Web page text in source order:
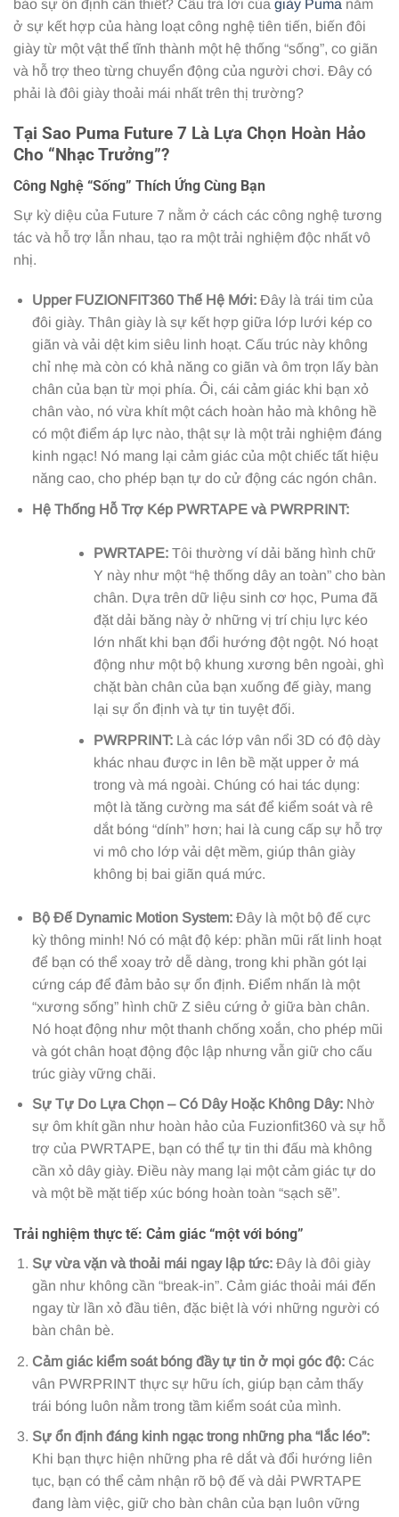
bảo sự ổn định cần thiết? Câu trả lời của giày Puma nằm
ở sự kết hợp của hàng loạt công nghệ tiên tiến, biến đôi
giày từ một vật thể tĩnh thành một hệ thống “sống”, co giãn
và hỗ trợ theo từng chuyển động của người chơi. Đây có
phải là đôi giày thoải mái nhất trên thị trường?
Tại Sao Puma Future 7 Là Lựa Chọn Hoàn Hảo
Cho “Nhạc Trưởng”?
Công Nghệ “Sống” Thích Ứng Cùng Bạn
Sự kỳ diệu của Future 7 nằm ở cách các công nghệ tương
tác và hỗ trợ lẫn nhau, tạo ra một trải nghiệm độc nhất vô
nhị.
Upper FUZIONFIT360 Thế Hệ Mới:Đây là trái tim của
đôi giày. Thân giày là sự kết hợp giữa lớp lưới kép co
giãn và vải dệt kim siêu linh hoạt. Cấu trúc này không
chỉ nhẹ mà còn có khả năng co giãn và ôm trọn lấy bàn
chân của bạn từ mọi phía. Ôi, cái cảm giác khi bạn xỏ
chân vào, nó vừa khít một cách hoàn hảo mà không hề
có một điểm áp lực nào, thật sự là một trải nghiệm đáng
kinh ngạc! Nó mang lại cảm giác của một chiếc tất hiệu
năng cao, cho phép bạn tự do cử động các ngón chân.
Hệ Thống Hỗ Trợ Kép PWRTAPE và PWRPRINT:
PWRTAPE:Tôi thường ví dải băng hình chữ
Y này như một “hệ thống dây an toàn” cho bàn
chân. Dựa trên dữ liệu sinh cơ học, Puma đã
đặt dải băng này ở những vị trí chịu lực kéo
lớn nhất khi bạn đổi hướng đột ngột. Nó hoạt
động như một bộ khung xương bên ngoài, ghì
chặt bàn chân của bạn xuống đế giày, mang
lại sự ổn định và tự tin tuyệt đối.
PWRPRINT:Là các lớp vân nổi 3D có độ dày
khác nhau được in lên bề mặt upper ở má
trong và má ngoài. Chúng có hai tác dụng:
một là tăng cường ma sát để kiểm soát và rê
dắt bóng “dính” hơn; hai là cung cấp sự hỗ trợ
vi mô cho lớp vải dệt mềm, giúp thân giày
không bị bai giãn quá mức.
Bộ Đế Dynamic Motion System:Đây là một bộ đế cực
kỳ thông minh! Nó có mật độ kép: phần mũi rất linh hoạt
để bạn có thể xoay trở dễ dàng, trong khi phần gót lại
cứng cáp để đảm bảo sự ổn định. Điểm nhấn là một
“xương sống” hình chữ Z siêu cứng ở giữa bàn chân.
Nó hoạt động như một thanh chống xoắn, cho phép mũi
và gót chân hoạt động độc lập nhưng vẫn giữ cho cấu
trúc giày vững chãi.
Sự Tự Do Lựa Chọn – Có Dây Hoặc Không Dây:Nhờ
sự ôm khít gần như hoàn hảo của Fuzionfit360 và sự hỗ
trợ của PWRTAPE, bạn có thể tự tin thi đấu mà không
cần xỏ dây giày. Điều này mang lại một cảm giác tự do
và một bề mặt tiếp xúc bóng hoàn toàn “sạch sẽ”.
Trải nghiệm thực tế: Cảm giác “một với bóng”
Sự vừa vặn và thoải mái ngay lập tức:Đây là đôi giày
gần như không cần “break-in”. Cảm giác thoải mái đến
ngay từ lần xỏ đầu tiên, đặc biệt là với những người có
bàn chân bè.
Cảm giác kiểm soát bóng đầy tự tin ở mọi góc độ:Các
vân PWRPRINT thực sự hữu ích, giúp bạn cảm thấy
trái bóng luôn nằm trong tầm kiểm soát của mình.
Sự ổn định đáng kinh ngạc trong những pha “lắc léo”:
Khi bạn thực hiện những pha rê dắt và đổi hướng liên
tục, bạn có thể cảm nhận rõ bộ đế và dải PWRTAPE
đang làm việc, giữ cho bàn chân của bạn luôn vững